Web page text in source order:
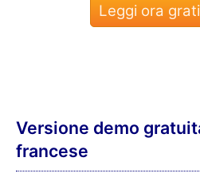
Leggi ora
Versione demo
francese